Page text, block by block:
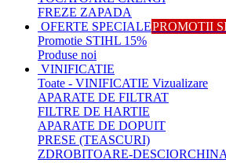
FREZE ZAPADA
OFERTE SPECIALEPROMOTII
Promotie STIHL 15%
Produse noi
VINIFICATIE
Toate - VINIFICATIE Vizualizare
APARATE DE FILTRAT
FILTRE DE HARTIE
APARATE DE DOPUIT
PRESE (TEASCURI)
ZDROBITOARE-